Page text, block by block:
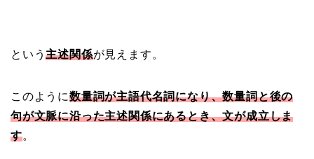
という主述関係が見えます。
このように数量詞が主語代名詞になり、数量詞と後の
句が文脈に沿った主述関係にあるとき、文が成立しま
す。